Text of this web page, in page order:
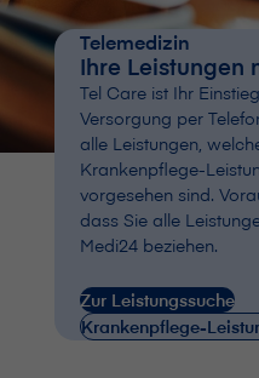
Telemedizin
Ihre Leistungen
Tel Care ist Ihr
Versorgung per
alle Leistungen,
Krankenpflege-
vorgesehen sind.
dass Sie alle
Medi24 beziehen.
Zur Leistungssuche
Krankenpflege-